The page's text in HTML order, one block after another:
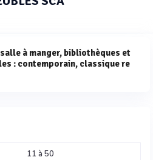
à manger, bibliothèques et
: contemporain, classique re
11 à 50